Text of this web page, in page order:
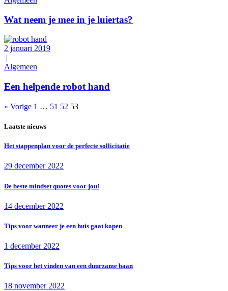
Wat neem je mee in je luiertas?
2 januari 2019
|
Algemeen
Een helpende robot hand
« Vorige 1 … 51 52 53
Laatste nieuws
Het stappenplan voor de perfecte sollicitatie
29 december 2022
De beste mindset quotes voor jou!
14 december 2022
Tips voor wanneer je een huis gaat kopen
1 december 2022
Tips voor het vinden van een duurzame baan
18 november 2022